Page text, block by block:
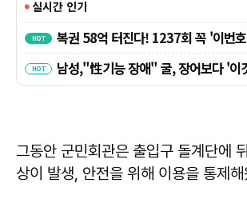
그동안 군민회관은 출입구 돌계단에
상이 발생, 안전을 위해 이용을 통제